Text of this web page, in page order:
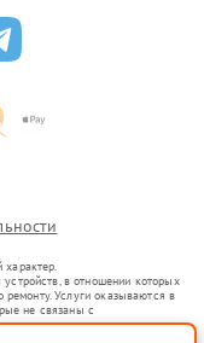
в отношении которых
Услуги оказываются в
не связаны с
оборот в соответствии